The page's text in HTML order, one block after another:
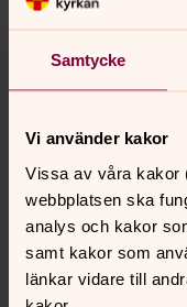
Samtycke
Vi använder kakor
Vissa av våra kakor
webbplatsen ska
analys och kakor
samt kakor som
länkar vidare till
Åsa Wallner
barn eller en
Länktips
Bris
www.bris.se
Bup www.bup.se